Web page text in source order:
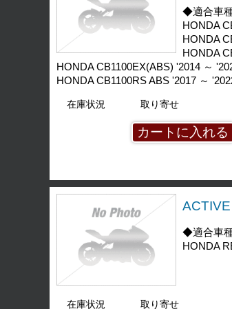
◆適合車
HONDA
HONDA
HONDA
HONDA CB1100EX(ABS) '2014 ～
HONDA CB1100RS ABS '2017 ～
在庫状況 取り寄せ
◆適合車
HONDA
在庫状況 取り寄せ